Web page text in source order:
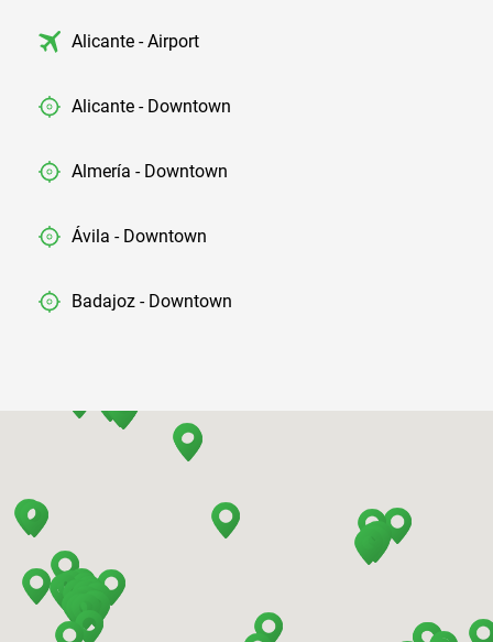
Alicante - Airport
Alicante - Downtown
Almería - Downtown
Ávila - Downtown
Badajoz - Downtown
Barcelona - El Prat
Barcelona - Mataro
Barcelona - Terrassa